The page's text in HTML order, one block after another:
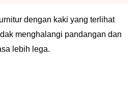
dengan kaki yang terlihat
menghalangi pandangan dan
lebih lega.